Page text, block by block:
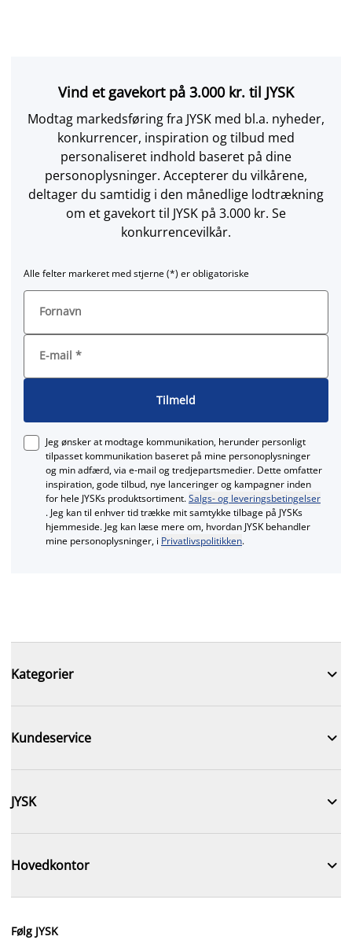
Vind et gavekort på 3.000 kr. til JYSK
Modtag markedsføring fra JYSK med bl.a. nyheder,
konkurrencer, inspiration og tilbud med
personaliseret indhold baseret på dine
personoplysninger. Accepterer du vilkårene,
deltager du samtidig i den månedlige lodtrækning
om et gavekort til JYSK på 3.000 kr. Se
konkurrencevilkår.
Alle felter markeret med stjerne (*) er obligatoriske
Fornavn
E-mail *
Tilmeld
Jeg ønsker at modtage kommunikation, herunder personligt
tilpasset kommunikation baseret på mine personoplysninger
og min adfærd, via e‑mail og tredjepartsmedier. Dette omfatter
inspiration, gode tilbud, nye lanceringer og kampagner inden
for hele JYSKs produktsortiment.Salgs- og leveringsbetingelser
. Jeg kan til enhver tid trække mit samtykke tilbage på JYSKs
hjemmeside. Jeg kan læse mere om, hvordan JYSK behandler
mine personoplysninger, i Privatlivspolitikken.
Kategorier 
Kundeservice 
JYSK 
Hovedkontor 
Følg JYSK